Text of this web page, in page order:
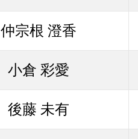
仲宗根 澄香
小倉 彩愛
後藤 未有